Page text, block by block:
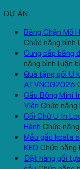
DỰ ÁN
Băng Chặn Mồ
Chức năng
Cung cấp băng
năng bình luận
Quà tặng gối U
ATVNCG2026
Gấu Bông Mini
Viên Chức
Gối Chữ U In
Hành Chức
Mẫu gấu koala
KEO Chức
Đặt hàng gối